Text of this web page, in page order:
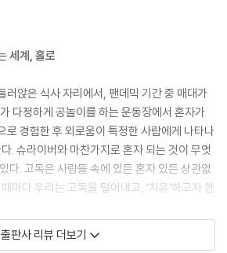
라 감정이다. 물론 복잡한 감정이기는 하지만
삶에서 가능할 거라고 생각했던 모든 판타지
상상과의 결별이다.
한 마음의 빈한함을 들여다보는 데 성공한 것
택의 여지는 없다는 것을 깨달았다. 스스로 선
나서야 얻은 깨달음이었다.
세계, 홀로
러앉은 식사 자리에서, 팬데믹 기간 중 매대가
다정하게 공놀이를 하는 운동장에서 혼자가
로 경험한 후 외로움이 특정한 사람에게 나타나
다. 슈라이버와 마찬가지로 혼자 되는 것이 무엇
다. 고독은 사람들 속에 있든 혼자 있든 상관없
마다 우리는 고독을 털어내고, ‘치유’하고자 한
’한다고 말하지만 “외로움은 질병이 아니라 감
출판사 리뷰 더보기